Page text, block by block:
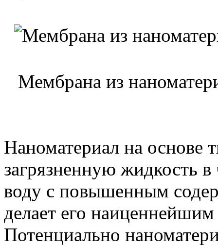
Мембрана из
Наноматериал на основе
загрязненную жидкость
воду с повышенным
делает его наиценнейшим
Потенциально